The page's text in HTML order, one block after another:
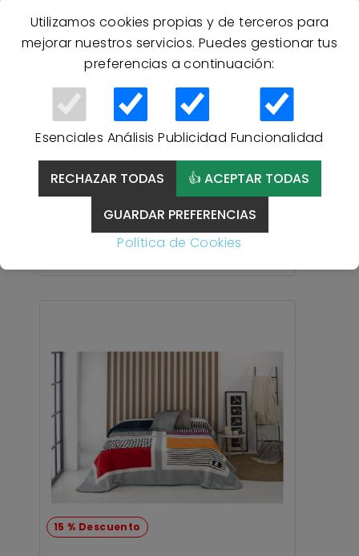
Utilizamos cookies propias y de terceros para
mejorar nuestros servicios. Puedes gestionar tus
preferencias a continuación:
Esenciales Análisis Publicidad Funcionalidad
RECHAZAR TODAS
👍 ACEPTAR TODAS
GUARDAR PREFERENCIAS
Política de Cookies
15 % Descuento
Manta Mora HARMONY J33
Estampada Gris - Alto
Volumen - GRIS
58,61 €
15 % Descuento